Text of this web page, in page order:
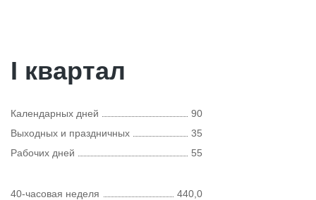
I квартал
Календарных дней
90
Выходных и праздничных
35
Рабочих дней
55
40-часовая неделя
440,0